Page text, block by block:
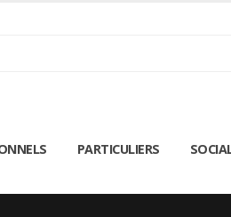
PARTICULIERS